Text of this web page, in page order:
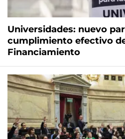
Universidades: nuevo
cumplimiento efectivo
Financiamiento